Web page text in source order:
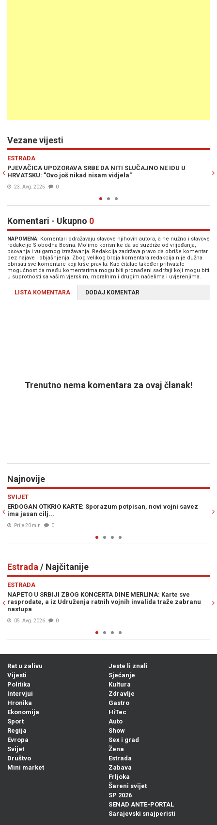
Vezane vijesti
NITI SLUČAJNO NE IDU U
vidjela"
VRUĆE, S MORA: Srbijanska
bikiniju, redaju se komentari...
Komentari - Ukupno 0
NAPOMENA: Komentari odražavaju stavove njihovih autora, a ne nužno i stavove
redakcije Slobodna Bosna. Molimo korisnike da se suzdrže od vrijeđanja,
psovanja i vulgarnog izražavanja. Redakcija zadržava pravo da obriše komentar
bez najave i objašnjenja. Zbog velikog broja komentara redakcija nije dužna
obrisati sve komentare koji krše pravila. Kao čitalac također prihvatate
mogućnost da među komentarima mogu biti pronađeni sadržaji koji mogu biti
u suprotnosti sa vašim vjerskim, moralnim i drugim načelima i uvjerenjima.
LISTA KOMENTARA DODAJ KOMENTAR
Trenutno nema komentara za ovaj članak!
Najnovije
potpisan, novi vojni savez
PREOKRET NA NAFTNIM
Estrada / Najčitanije
DINE MERLINA: Karte sve
vojnih invalida traže zabranu
"IZVLAČIĆE TE IZ DRINE I
Procurile stravične glasovne
Rat u zalivu
Vijesti
Politika
Intervjui
Hronika
Ekonomija
Sport
Regija
Evropa
Svijet
Društvo
Mini market
Jeste li znali
Sjećanje
Kultura
Zdravlje
Gastro
HiTec
Auto
Show
Sex i grad
Žena
Estrada
Zabava
Frljoka
Šareni svijet
SP 2026
SENAD ANTE-PORTAL
Sarajevski snajperisti